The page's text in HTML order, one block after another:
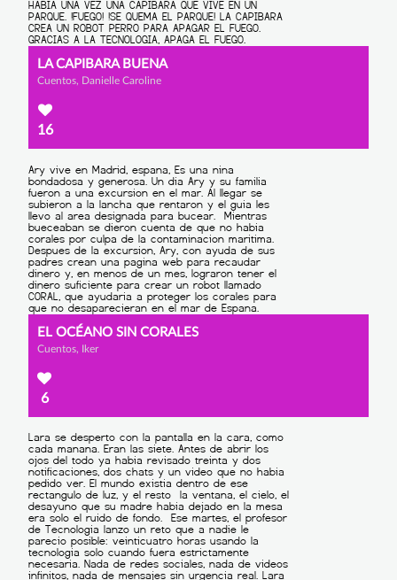
LA CAPIBARA BUENA
Cuentos, Danielle Caroline
16
EL OCÉANO SIN CORALES
Cuentos, Iker
6